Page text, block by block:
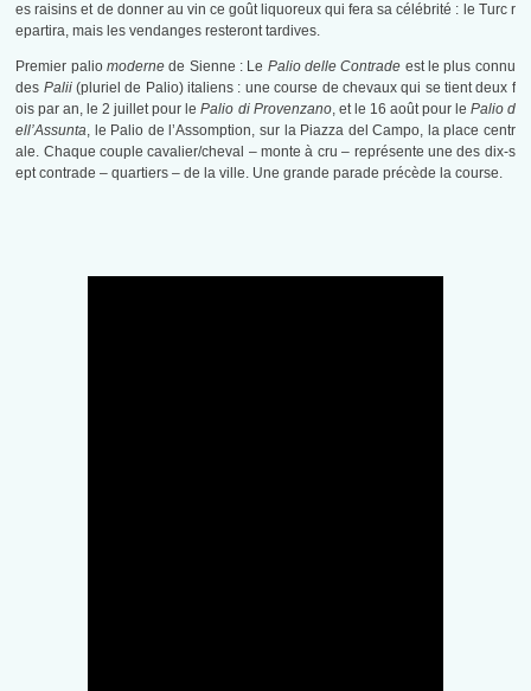
es raisins et de donner au vin ce goût liquoreux qui fera sa célébrité : le Turc r
epartira, mais les vendanges resteront tardives.
Premier palio modernede Sienne : Le Palio delle Contrade est le plus connu
des Palii(pluriel de Palio) italiens : une course de chevaux qui se tient deux f
ois par an, le2 juilletpour lePalio di Provenzano, et le 16 aoûtpour le Palio d
ell’Assunta, le Palio de l’Assomption, sur la Piazza del Campo, la place centr
ale. Chaque couple cavalier/cheval – monte à cru – représente une des dix-s
ept contrade – quartiers – de la ville. Une grande parade précède la course.